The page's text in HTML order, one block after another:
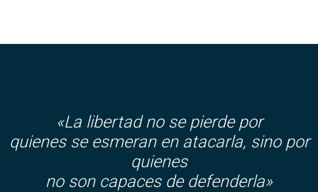
«La libertad no se pierde por
quienes se esmeran en atacarla, sino por
quienes
no son capaces de defenderla»